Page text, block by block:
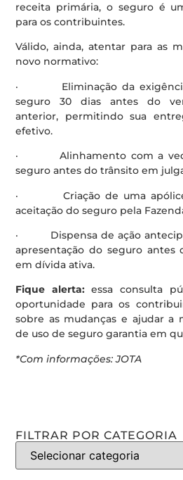
receita primária, o seguro é
para os contribuintes.
Válido, ainda, atentar para as
novo normativo:
· Eliminação da exigência
seguro 30 dias antes do
anterior, permitindo sua
efetivo.
· Alinhamento com a
seguro antes do trânsito em
· Criação de uma apólice
aceitação do seguro pela
· Dispensa de ação
apresentação do seguro antes
em dívida ativa.
Fique alerta:essa consulta
oportunidade para os
sobre as mudanças e ajudar a
de uso de seguro garantia em
*Com informações: JOTA
FILTRAR POR CATEGORIA